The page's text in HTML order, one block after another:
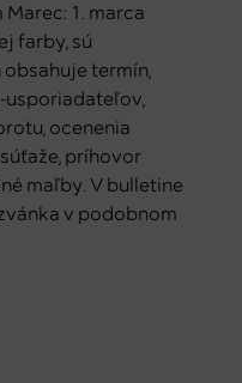
1. marca
farby, sú
termín,
usporiadateľov,
ocenenia
príhovor
maľby. V bulletine
v podobnom